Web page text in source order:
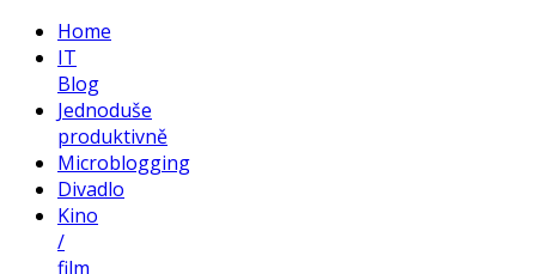
Home
IT
Blog
Jednoduše
produktivně
Microblogging
Divadlo
Kino
/
film